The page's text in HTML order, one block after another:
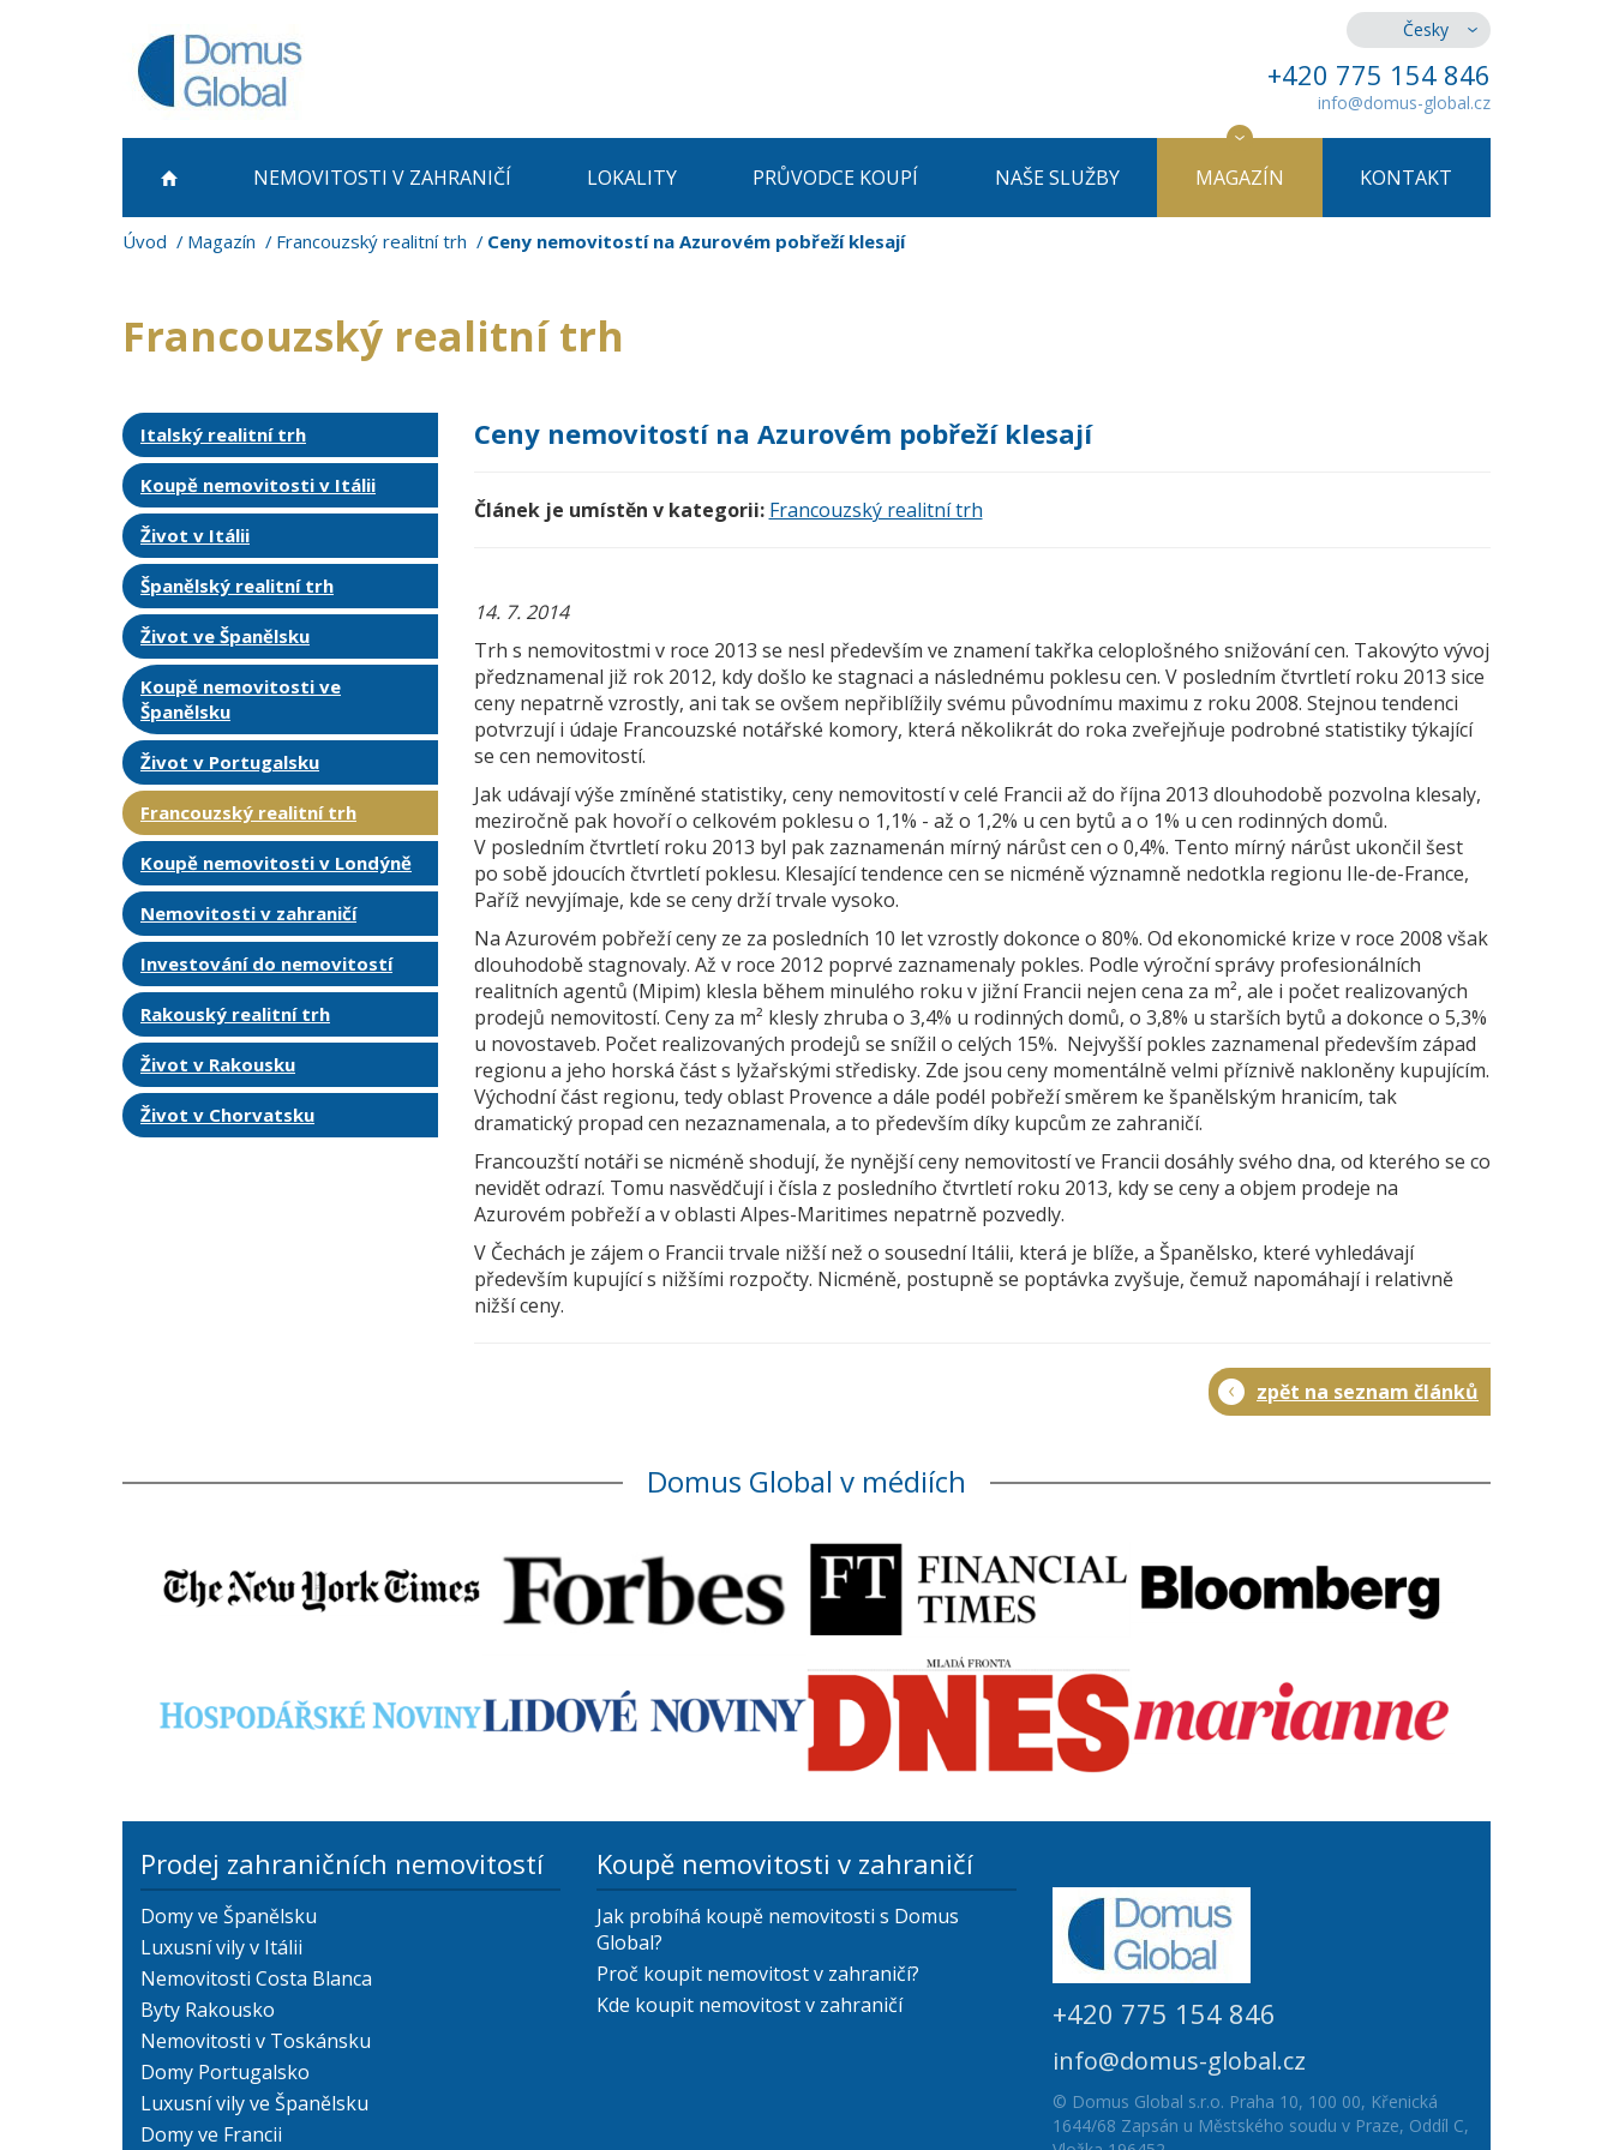
Česky
+420 775 154 846
info@domus-global.cz
NEMOVITOSTI V ZAHRANIČÍ LOKALITY PRŮVODCE KOUPÍ NAŠE SLUŽBY MAGAZÍN KONTAKT
Úvod Magazín Francouzský realitní trh Ceny nemovitostí na Azurovém pobřeží klesají
Francouzský realitní trh
Italský realitní trh
Koupě nemovitosti v Itálii
Život v Itálii
Španělský realitní trh
Život ve Španělsku
Koupě nemovitosti ve
Španělsku
Život v Portugalsku
Francouzský realitní trh
Koupě nemovitosti v Londýně
Nemovitosti v zahraničí
Investování do nemovitostí
Rakouský realitní trh
Život v Rakousku
Život v Chorvatsku
Ceny nemovitostí na Azurovém pobřeží klesají
Článek je umístěn v kategorii: Francouzský realitní trh
14. 7. 2014
Trh s nemovitostmi v roce 2013 se nesl především ve znamení takřka celoplošného snižování cen. Takovýto vývoj
předznamenal již rok 2012, kdy došlo ke stagnaci a následnému poklesu cen. V posledním čtvrtletí roku 2013 sice
ceny nepatrně vzrostly, ani tak se ovšem nepřiblížily svému původnímu maximu z roku 2008. Stejnou tendenci
potvrzují i údaje Francouzské notářské komory, která několikrát do roka zveřejňuje podrobné statistiky týkající
se cen nemovitostí.
Jak udávají výše zmíněné statistiky, ceny nemovitostí v celé Francii až do října 2013 dlouhodobě pozvolna klesaly,
meziročně pak hovoří o celkovém poklesu o 1,1% - až o 1,2% u cen bytů a o 1% u cen rodinných domů.
V posledním čtvrtletí roku 2013 byl pak zaznamenán mírný nárůst cen o 0,4%. Tento mírný nárůst ukončil šest
po sobě jdoucích čtvrtletí poklesu. Klesající tendence cen se nicméně významně nedotkla regionu Ile-de-France,
Paříž nevyjímaje, kde se ceny drží trvale vysoko.
Na Azurovém pobřeží ceny ze za posledních 10 let vzrostly dokonce o 80%. Od ekonomické krize v roce 2008 však
dlouhodobě stagnovaly. Až v roce 2012 poprvé zaznamenaly pokles. Podle výroční správy profesionálních
realitních agentů (Mipim) klesla během minulého roku v jižní Francii nejen cena za m², ale i počet realizovaných
prodejů nemovitostí. Ceny za m² klesly zhruba o 3,4% u rodinných domů, o 3,8% u starších bytů a dokonce o 5,3%
u novostaveb. Počet realizovaných prodejů se snížil o celých 15%. Nejvyšší pokles zaznamenal především západ
regionu a jeho horská část s lyžařskými středisky. Zde jsou ceny momentálně velmi příznivě nakloněny kupujícím.
Východní část regionu, tedy oblast Provence a dále podél pobřeží směrem ke španělským hranicím, tak
dramatický propad cen nezaznamenala, a to především díky kupcům ze zahraničí.
Francouzští notáři se nicméně shodují, že nynější ceny nemovitostí ve Francii dosáhly svého dna, od kterého se co
nevidět odrazí. Tomu nasvědčují i čísla z posledního čtvrtletí roku 2013, kdy se ceny a objem prodeje na
Azurovém pobřeží a v oblasti Alpes-Maritimes nepatrně pozvedly.
V Čechách je zájem o Francii trvale nižší než o sousední Itálii, která je blíže, a Španělsko, které vyhledávají
především kupující s nižšími rozpočty. Nicméně, postupně se poptávka zvyšuje, čemuž napomáhají i relativně
nižší ceny.
zpět na seznam článků
Domus Global v médiích
Prodej zahraničních nemovitostí
Domy ve Španělsku
Luxusní vily v Itálii
Nemovitosti Costa Blanca
Byty Rakousko
Nemovitosti v Toskánsku
Domy Portugalsko
Luxusní vily ve Španělsku
Domy ve Francii
Koupě nemovitosti v zahraničí
Jak probíhá koupě nemovitosti s Domus
Global?
Proč koupit nemovitost v zahraničí?
Kde koupit nemovitost v zahraničí
+420 775 154 846
info@domus-global.cz
© Domus Global s.r.o. Praha 10, 100 00, Křenická
1644/68 Zapsán u Městského soudu v Praze, Oddíl C,